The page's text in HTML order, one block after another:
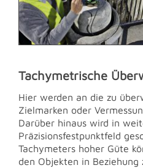
Tachymetrische
Hier werden an die zu
Zielmarken oder
Darüber hinaus wird in
Präzisionsfestpunktfeld
Tachymeters hoher Güte
den Objekten in Beziehung